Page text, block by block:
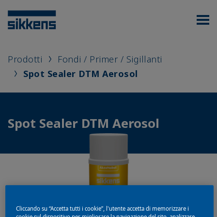
Prodotti
Fondi / Primer / Sigillanti
Spot Sealer DTM Aerosol
Spot Sealer DTM Aerosol
Cliccando su “Accetta tutti i cookie”, l'utente accetta di memorizzare i